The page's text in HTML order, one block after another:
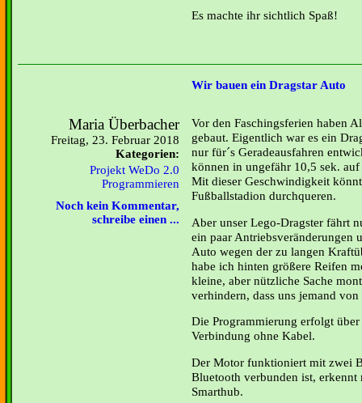
Es machte ihr sichtlich Spaß!
Wir bauen ein Dragstar Auto
Maria Überbacher
Freitag, 23. Februar 2018
Kategorien:
Projekt WeDo 2.0
Programmieren
Noch kein Kommentar,
schreibe einen ...
Vor den Faschingsferien haben
gebaut. Eigentlich war es ein
nur für´s Geradeausfahren
können in ungefähr 10,5 sek.
Mit dieser Geschwindigkeit
Fußballstadion durchqueren.
Aber unser Lego-Dragster fährt
ein paar Antriebsveränderungen
Auto wegen der zu langen
habe ich hinten größere Reifen
kleine, aber nützliche Sache
verhindern, dass uns jemand
Die Programmierung erfolgt
Verbindung ohne Kabel.
Der Motor funktioniert mit zwei
Bluetooth verbunden ist,
Smarthub.